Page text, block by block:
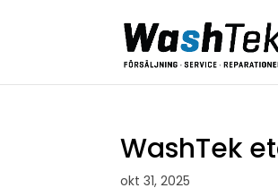
WashTek
okt 31, 2025